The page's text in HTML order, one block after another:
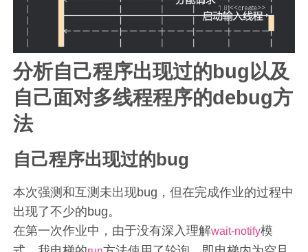
分析自己程序出现过的bug以及
自己面对多线程程序的debug方
法
自己程序出现过的bug
本次强测和互测未出现bug，但在完成作业的过程中
出现了不少的bug。
在第一次作业中，由于没有深入理解wait-notify模